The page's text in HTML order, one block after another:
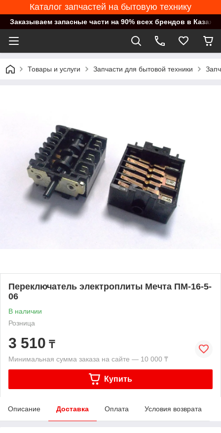
Каталог запчастей на бытовую технику
Заказываем запасные части на 90% всех брендов в
Товары и услуги Запчасти для бытовой техники
Переключатель электроплиты Мечта ПМ-16-5-
06
В наличии
Розница
3 510 ₸
Минимальная сумма заказа на сайте — 10 000 ₸
Купить
Описание Доставка Оплата Условия возврата